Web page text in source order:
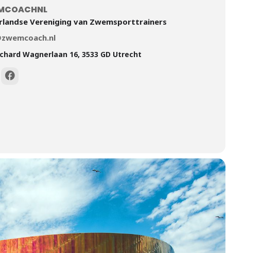
over neerzetten van een succesvolle
certificaat
Vereniging van Zwemsporttrainers
Wagnerlaan 16, 3533 GD Utrecht